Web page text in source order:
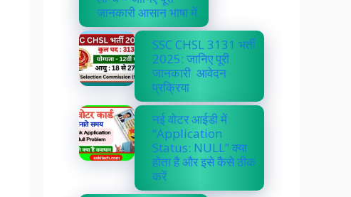
जानकारी आसान भाषा में
SSC CHSL 3131 भर्ती
2025: जानिए पूरी
जानकारी आवेदन
प्रक्रिया
नई वोटर आईडी में
“Application
Status: NULL” क्या
होता है और इसे कैसे ठीक
करें